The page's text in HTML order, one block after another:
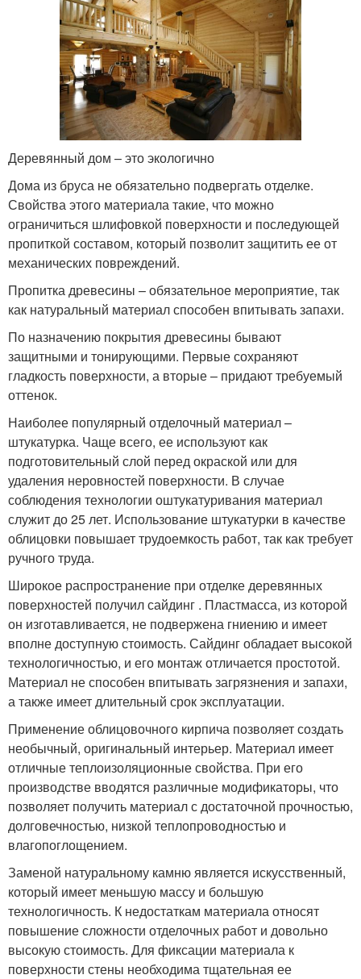
Деревянный дом – это экологично
Дома из бруса не обязательно подвергать отделке.
Свойства этого материала такие, что можно
ограничиться шлифовкой поверхности и последующей
пропиткой составом, который позволит защитить ее от
механических повреждений.
Пропитка древесины – обязательное мероприятие, так
как натуральный материал способен впитывать запахи.
По назначению покрытия древесины бывают
защитными и тонирующими. Первые сохраняют
гладкость поверхности, а вторые – придают требуемый
оттенок.
Наиболее популярный отделочный материал –
штукатурка. Чаще всего, ее используют как
подготовительный слой перед окраской или для
удаления неровностей поверхности. В случае
соблюдения технологии оштукатуривания материал
служит до 25 лет. Использование штукатурки в качестве
облицовки повышает трудоемкость работ, так как требует
ручного труда.
Широкое распространение при отделке деревянных
поверхностей получил сайдинг . Пластмасса, из которой
он изготавливается, не подвержена гниению и имеет
вполне доступную стоимость. Сайдинг обладает высокой
технологичностью, и его монтаж отличается простотой.
Материал не способен впитывать загрязнения и запахи,
а также имеет длительный срок эксплуатации.
Применение облицовочного кирпича позволяет создать
необычный, оригинальный интерьер. Материал имеет
отличные теплоизоляционные свойства. При его
производстве вводятся различные модификаторы, что
позволяет получить материал с достаточной прочностью,
долговечностью, низкой теплопроводностью и
влагопоглощением.
Заменой натуральному камню является искусственный,
который имеет меньшую массу и большую
технологичность. К недостаткам материала относят
повышение сложности отделочных работ и довольно
высокую стоимость. Для фиксации материала к
поверхности стены необходима тщательная ее